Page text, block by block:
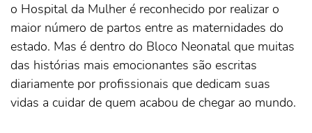
o Hospital da Mulher é reconhecido por realizar o
maior número de partos entre as maternidades do
estado. Mas é dentro do Bloco Neonatal que muitas
das histórias mais emocionantes são escritas
diariamente por profissionais que dedicam suas
vidas a cuidar de quem acabou de chegar ao mundo.